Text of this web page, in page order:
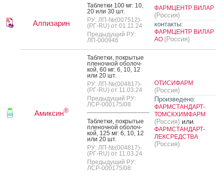
Алпизарин
Таб­летки 100 мг: 10,
20 или 30 шт.
РУ: ЛП-№(007512)-
(РГ-RU) от 01.11.24
Предыдущий РУ:
ЛП-000946
ФАРМЦЕНТР ВИЛАР
(Россия)
контакты:
ФАРМЦЕНТР ВИЛАР
АО (Россия)
Амиксин®
Таб­летки, пок­ры­тые
пле­ноч­ной обо­лоч­
кой, 60 мг: 6, 10, 12
или 20 шт.
РУ: ЛП-№(004817)-
(РГ-RU) от 11.03.24
Предыдущий РУ:
ЛСР-000175/08
Таб­летки, пок­ры­тые
пле­ноч­ной обо­лоч­
кой, 125 мг: 6, 10, 12
или 20 шт.
РУ: ЛП-№(004817)-
(РГ-RU) от 11.03.24
Предыдущий РУ:
ЛСР-000175/08
ОТИСИФАРМ
(Россия)
Произведено:
ФАРМСТАНДАРТ-
ТОМСКХИМФАРМ
(Россия) или
ФАРМСТАНДАРТ-
ЛЕКСРЕДСТВА
(Россия)